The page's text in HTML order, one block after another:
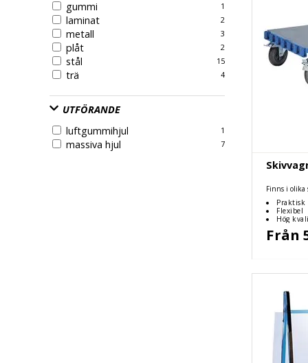
gummi 1
laminat 2
metall 3
plåt 2
stål 15
trä 4
UTFÖRANDE
luftgummihjul
1
massiva hjul 7
Finns i olika
Praktisk
Flexibel
Hög
Från